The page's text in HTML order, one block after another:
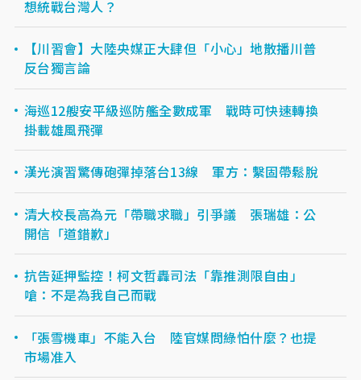
想統戰台灣人？
【川習會】大陸央媒正大肆但「小心」地散播川普
反台獨言論
海巡12艘安平級巡防艦全數成軍 戰時可快速轉換
掛載雄風飛彈
漢光演習驚傳砲彈掉落台13線 軍方：繫固帶鬆脫
清大校長高為元「帶職求職」引爭議 張瑞雄：公
開信「道錯歉」
抗告延押監控！柯文哲轟司法「靠推測限自由」
嗆：不是為我自己而戰
「張雪機車」不能入台 陸官媒問綠怕什麼？也提
市場准入